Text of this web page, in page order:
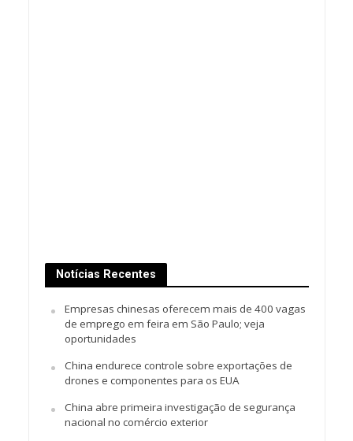
Notícias Recentes
Empresas chinesas oferecem mais de 400 vagas
de emprego em feira em São Paulo; veja
oportunidades
China endurece controle sobre exportações de
drones e componentes para os EUA
China abre primeira investigação de segurança
nacional no comércio exterior